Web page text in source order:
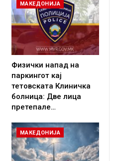
МАКЕДОНИЈА
Физички напад на
паркингот кај
тетовската Клиничка
болница: Две лица
претепале…
МАКЕДОНИЈА